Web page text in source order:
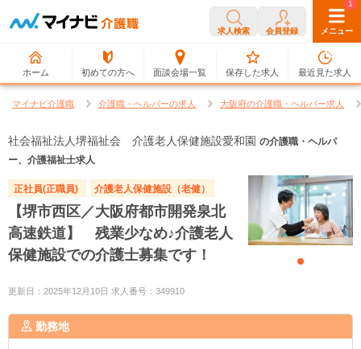
求人検索 会員登録 メニュー
ホーム 初めての方へ 面談会場一覧
0
保存した求人
1
最近見た求人
マイナビ介護職 介護職・ヘルパーの求人 大阪府の介護職・ヘルパー求人
社会福祉法人堺福祉会 介護老人保健施設愛和園 の介護職・ヘルパ
ー、介護福祉士求人
正社員(正職員) 介護老人保健施設（老健）
【堺市西区／大阪府都市開発泉北
高速鉄道】 残業少なめ♪介護老人
保健施設での介護士募集です！
更新日：2025年12月10日 求人番号：349910
勤務地